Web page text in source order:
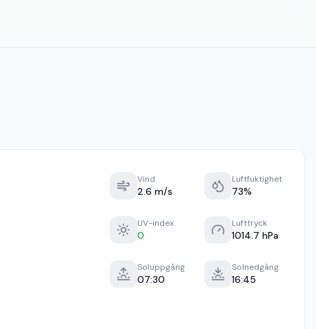
Vind
2.6 m/s
Luftfuktighet
73%
UV-index
0
Lufttryck
1014.7 hPa
Soluppgång
07:30
Solnedgång
16:45